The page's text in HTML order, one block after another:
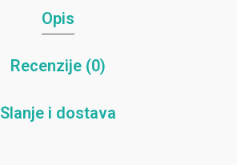
Opis
Recenzije (0)
Slanje i dostava